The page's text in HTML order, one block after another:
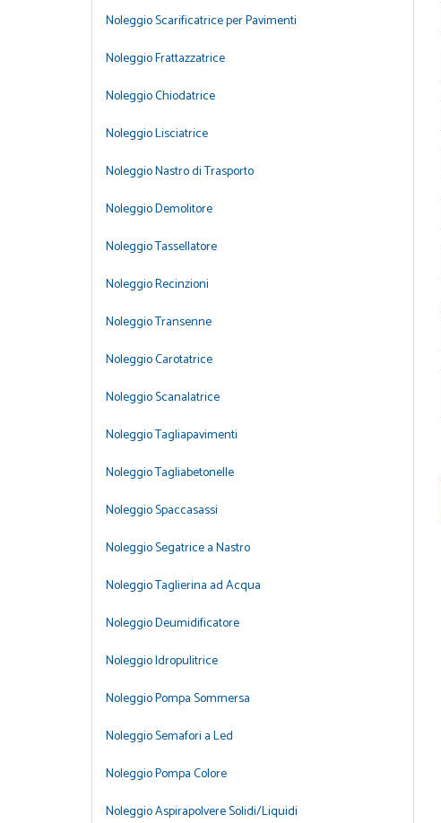
Noleggio Scarificatrice per Pavimenti
Noleggio Frattazzatrice
Noleggio Chiodatrice
Noleggio Lisciatrice
Noleggio Nastro di Trasporto
Noleggio Demolitore
Noleggio Tassellatore
Noleggio Recinzioni
Noleggio Transenne
Noleggio Carotatrice
Noleggio Scanalatrice
Noleggio Tagliapavimenti
Noleggio Tagliabetonelle
Noleggio Spaccasassi
Noleggio Segatrice a Nastro
Noleggio Taglierina ad Acqua
Noleggio Deumidificatore
Noleggio Idropulitrice
Noleggio Pompa Sommersa
Noleggio Semafori a Led
Noleggio Pompa Colore
Noleggio Aspirapolvere Solidi/Liquidi